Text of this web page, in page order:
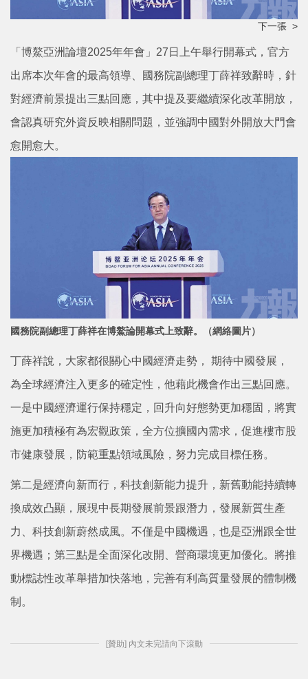
下一張 >
「博鰲亞洲論壇2025年年會」27日上午舉行開幕式，官方
出席本次年會的最高領導、國務院副總理丁薛祥致辭時，針
對經濟前景提出三點回應，其中提及要繼續深化改革開放，
會認真研究外資反映相關問題，並強調中國對外開放大門會
愈開愈大。
國務院副總理丁薛祥在博鰲論開幕式上致辭。 （網絡圖片）
丁薛祥說，大家都很關心中國經濟走勢， 期待中國發展，
為全球經濟注入更多的確定性，他藉此機會作出三點回應。
一是中國經濟運行保持穩定，回升向好態勢更加穩固，將實
施更加積極有為宏觀政策，全方位擴國內需求，促進樓市股
市健康發展，防範重點領域風險，努力完成目標任務。
第二是經濟向新而行，科技創新能力提升，新舊動能持續轉
換成效凸顯，展現中長期發展前景跟潛力，發展新質生產
力、科技創新蔚然成風。不僅是中國機遇，也是亞洲跟全世
界機遇；第三點是全面深化改開、營商環境更加優化。將推
動標誌性改革舉措加快落地，完善有利高質量發展的體制機
制。
[贊助] 內文未完請向下滾動